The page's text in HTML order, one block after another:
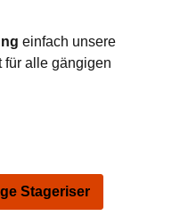
einfach unsere
für alle gängigen
Stageriser